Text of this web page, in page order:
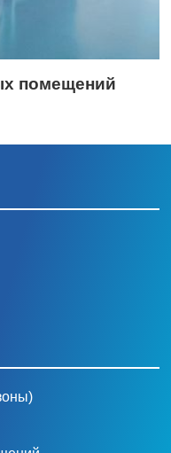
помещений